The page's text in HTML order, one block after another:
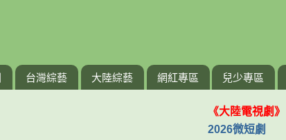
台灣綜藝 大陸綜藝 網紅專區 兒少專區
《大陸電視劇》
2026微短劇